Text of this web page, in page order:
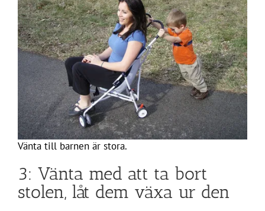
Vänta till barnen är stora.
3: Vänta med att ta bort
stolen, låt dem växa ur den